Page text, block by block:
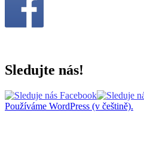
Sledujte nás!
Používáme WordPress (v češtině).